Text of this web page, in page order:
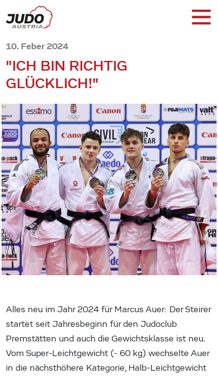
10. Feber 2024
"ICH BIN RICHTIG
GLÜCKLICH!"
Alles neu im Jahr 2024 für Marcus Auer: Der Steirer
startet seit Jahresbeginn für den Judoclub
Premstätten und auch die Gewichtsklasse ist neu.
Vom Super-Leichtgewicht (- 60 kg) wechselte Auer
in die nächsthöhere Kategorie, Halb-Leichtgewicht